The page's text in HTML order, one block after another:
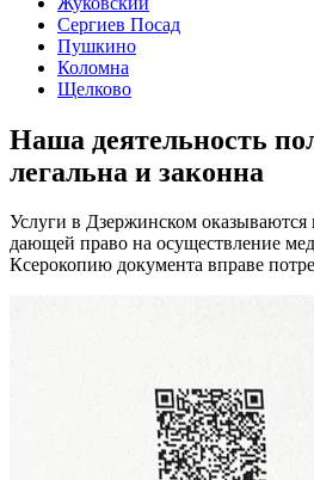
Сергиев Посад
Пушкино
Коломна
Щелково
Наша деятельность
легальна и законна
Услуги в Дзержинском оказываются
дающей право на осуществление
Ксерокопию документа вправе